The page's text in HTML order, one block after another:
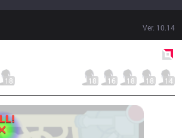
Ver. 10.14
18 18 16 18 18 14